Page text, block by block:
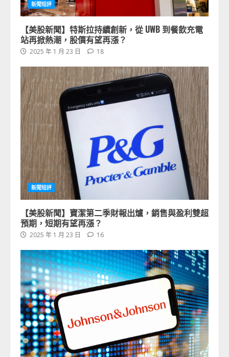
新聞短評
【美股新聞】特斯拉持續創新，從 UWB 到餐飲充電
站再掀熱潮，股價有望再漲？
2025 年 1 月 23 日 18
新聞短評
【美股新聞】寶潔第二季財報出爐，銷售與盈利雙超
預期，短期有望再漲？
2025 年 1 月 23 日 16